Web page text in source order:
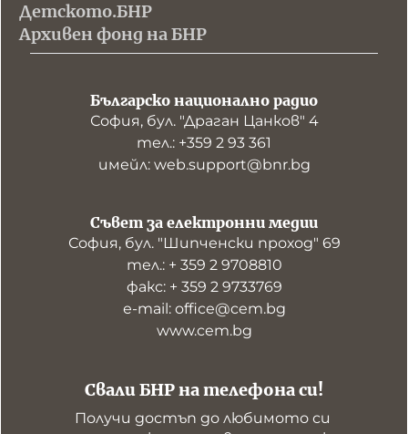
Детското.БНР
Архивен фонд на БНР
Българско национално радио
София, бул. "Драган Цанков" 4
тел.: +359 2 93 361
имейл: web.support@bnr.bg
Свали БНР на телефона си!
Получи достъп до любимото си
Съвет за електронни медии
София, бул. "Шипченски проход" 69
тел.: + 359 2 9708810
факс: + 359 2 9733769
е-mail: office@cem.bg
www.cem.bg